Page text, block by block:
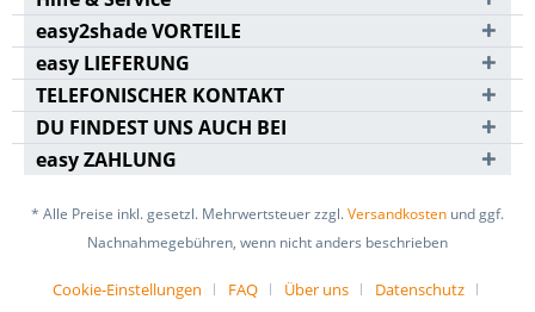
easy2shade VORTEILE
easy LIEFERUNG
TELEFONISCHER KONTAKT
DU FINDEST UNS AUCH BEI
easy ZAHLUNG
* Alle Preise inkl. gesetzl. Mehrwertsteuer zzgl.Versandkosten und ggf.
Nachnahmegebühren, wenn nicht anders beschrieben
Cookie-Einstellungen FAQ Über uns
Datenschutz